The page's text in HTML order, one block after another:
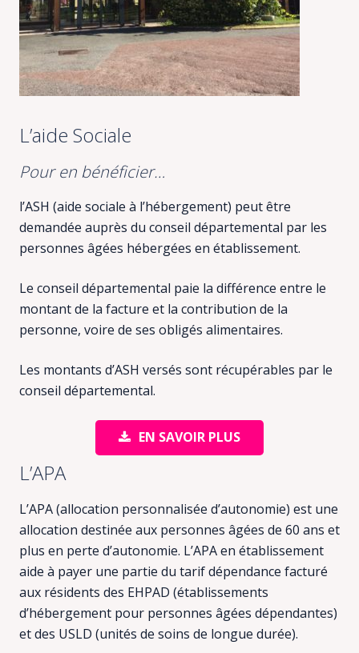
L’aide Sociale
Pour en bénéficier…
l’ASH (aide sociale à l’hébergement) peut être
demandée auprès du conseil départemental par les
personnes âgées hébergées en établissement.
Le conseil départemental paie la différence entre le
montant de la facture et la contribution de la
personne, voire de ses obligés alimentaires.
Les montants d’ASH versés sont récupérables par le
conseil départemental.
EN SAVOIR PLUS
L’APA
L’APA (allocation personnalisée d’autonomie) est une
allocation destinée aux personnes âgées de 60 ans et
plus en perte d’autonomie. L’APA en établissement
aide à payer une partie du tarif dépendance facturé
aux résidents des EHPAD (établissements
d’hébergement pour personnes âgées dépendantes)
et des USLD (unités de soins de longue durée).